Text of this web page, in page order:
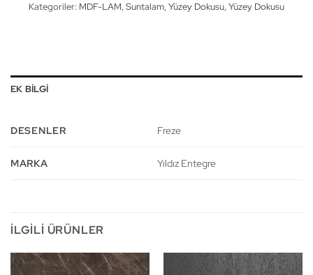
Kategoriler: MDF-LAM,Suntalam,Yüzey Dokusu,Yüzey Dokusu
EK BILGI
DESENLER Freze
MARKA Yıldız Entegre
İLGILI ÜRÜNLER